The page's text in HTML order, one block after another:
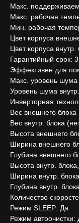
Макс.
Макс. рабочая
Мин. рабочая
Цвет корпуса
Цвет корпуса
Гарантийный срок: 3
Эффективен для
Макс. уровень
Уровень шума
Инверторная
Вес внешнего блока
Вес внутр. блока
Высота внешнего
Ширина внешнего
Глубина внешнего
Высота внутр.
Ширина внутр.
Глубина внутр.
Количество
Режим SLEEP: Да
Режим автоочистки: